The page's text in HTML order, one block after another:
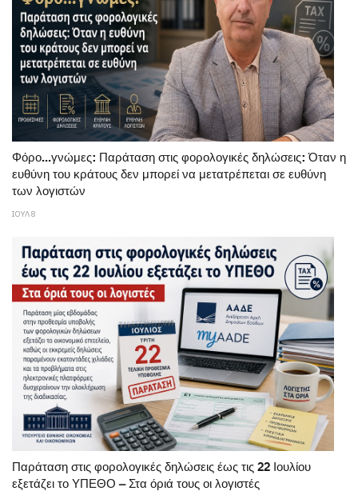
Φόρο...γνώμες: Παράταση στις φορολογικές δηλώσεις: Όταν η
ευθύνη του κράτους δεν μπορεί να μετατρέπεται σε ευθύνη
των λογιστών
ΙΟΥΛ 8
Παράταση στις φορολογικές δηλώσεις έως τις 22 Ιουλίου
εξετάζει το ΥΠΕΘΟ – Στα όριά τους οι λογιστές